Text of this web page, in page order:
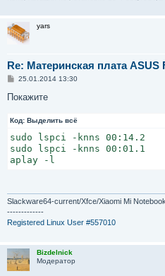
yars
Re: Материнская плата ASUS
С
о
е
и
е
25.01.2014 13:30
Покажите
Код: Выделить всё
sudo lspci -knns 00:14.2
sudo lspci -knns 00:01.1
aplay -l
Slackware64-current/Xfce/Xiaomi Mi
-------------
Registered Linux User #557010
Bizdelnick
Модератор